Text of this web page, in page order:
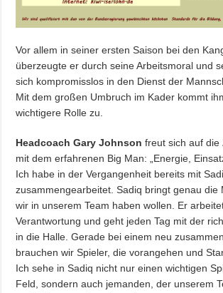
Vor allem in seiner ersten Saison bei den
überzeugte er durch seine Arbeitsmoral und
sich kompromisslos in den Dienst der
Mit dem großen Umbruch im Kader kommt
wichtigere Rolle zu.
Headcoach Gary Johnson freut sich auf
mit dem erfahrenen Big Man: „Energie,
Ich habe in der Vergangenheit bereits mit
zusammengearbeitet. Sadiq bringt genau die
wir in unserem Team haben wollen. Er
Verantwortung und geht jeden Tag mit der
in die Halle. Gerade bei einem neu
brauchen wir Spieler, die vorangehen und
Ich sehe in Sadiq nicht nur einen wichtigen
Feld, sondern auch jemanden, der unserem